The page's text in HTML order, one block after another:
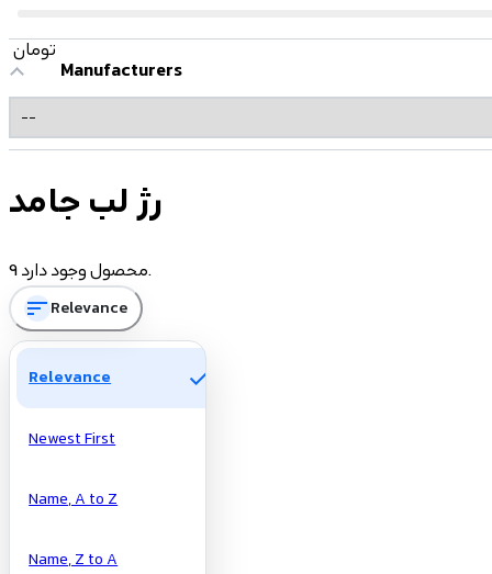
تومان
Manufacturers
رژ لب جامد
9 محصول وجود دارد.
sortRelevance
Relevance check
Newest First
Name, A to Z
Name, Z to A